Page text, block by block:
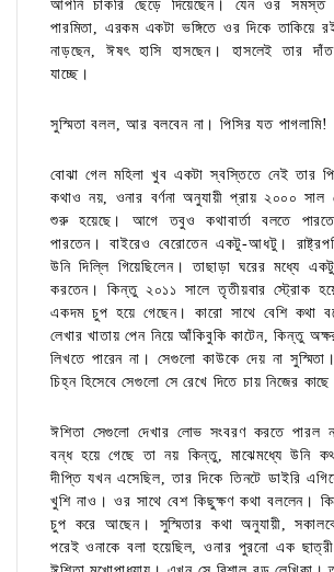
আপনি চাকরি ছেড়ে দিয়েছেন। যেন ওর সমস্ত
পারমিতা, এরকম একটা ভঙ্গিতে ওর দিকে তাকিয়ে
নাড়ছেন, ঈষৎ হাসি হাসছেন। হাসলেই তার
যাচ্ছে।
সুস্মিতা বলল, আর বলবেন না। পিসির যত পাগলামি!
বোঝা গেল মহিলা খুব একটা স্বস্তিতে নেই তার
কথাও নয়, ওনার বর্ণনা অনুযায়ী প্রায় ২০০০ সাল
শুরু হয়েছে। আগে তবুও কথাবার্তা বলতে
পারতেন। বাইরেও বেরোতেন একটু-আধটু।
উনি দিল্লি গিয়েছিলেন। তাছাড়া ঘরের মধ্যে
করতেন। কিন্তু ২০১১ সালে তৃতীয়বার স্ট্রোক
একদম চুপ হয়ে গেছেন। কারো সাথে বেশি কথা
লেখার খাতায় পেন নিয়ে আঁকিবুকি কাটেন, কিন্তু
লিখতে পারেন না। সেগুলো কাউকে দেয় না
চিহ্ন হিসেবে সেগুলো সে রেখে দিতে চায় নিজের
ঈশিতা সেগুলো দেখার লোভ সংবরণ করতে পারল
বন্ধ হয়ে গেছে তা নয় কিন্তু, মাঝেমধ্যে উনি
দীপ্তি যখন এসেছিল, তার দিকে তিনটে ডাইরি
খুশি নাও। ওর সাথে বেশ কিছুক্ষণ কথা বললেন।
চুপ করে আছেন। সুস্মিতার কথা অনুযায়ী,
পরেই ওনাকে বলা হয়েছিল, ওনার পুরনো এক